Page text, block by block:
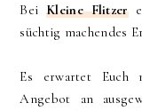
BeiKleine Flitzer
süchtig machendes
Es erwartet Euch
Angebot an